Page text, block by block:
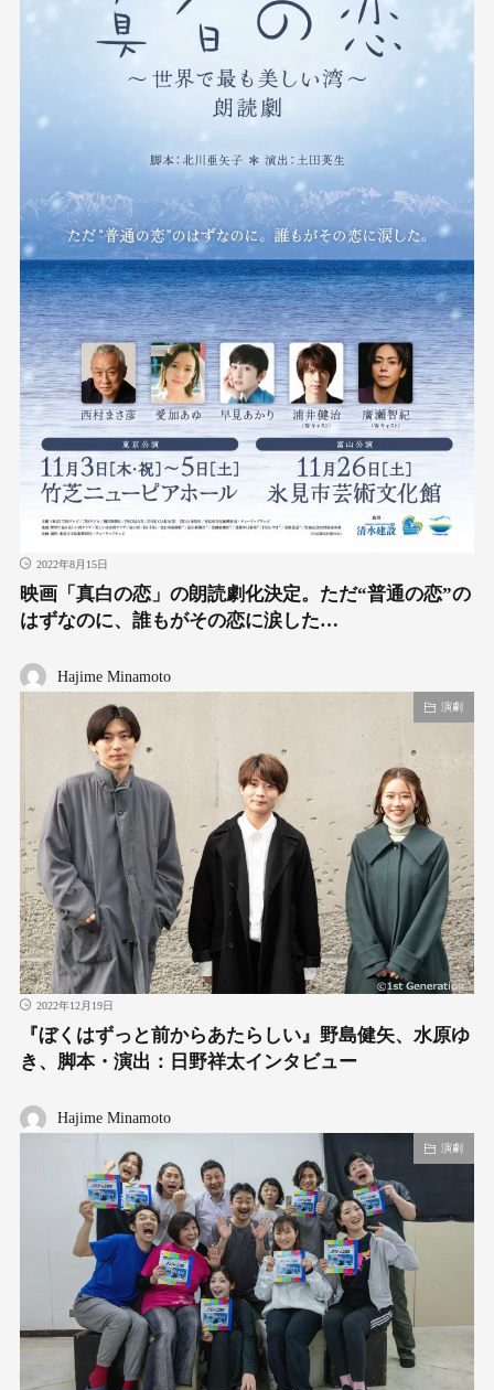
2022年8月15日
映画「真白の恋」の朗読劇化決定。ただ“普通の恋”の
はずなのに、誰もがその恋に涙した…
Hajime Minamoto
演劇
2022年12月19日
『ぼくはずっと前からあたらしい』野島健矢、水原ゆ
き、脚本・演出：日野祥太インタビュー
Hajime Minamoto
演劇